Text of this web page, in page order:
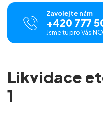
Zavolejte nám
+420 777
Jsme tu pro Vás
Likvidace
1